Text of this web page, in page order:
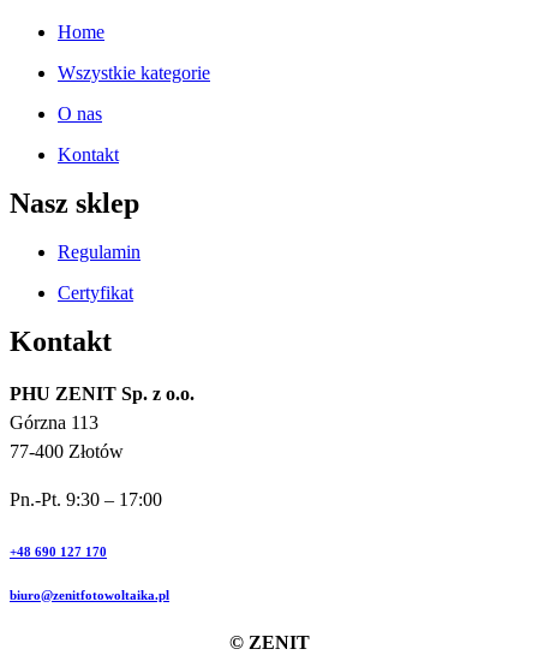
Home
Wszystkie kategorie
O nas
Kontakt
Nasz sklep
Regulamin
Certyfikat
Kontakt
PHU ZENIT Sp. z o.o.
Górzna 113
77-400 Złotów
Pn.-Pt. 9:30 – 17:00
+48 690 127 170
biuro@zenitfotowoltaika.pl
© ZENIT